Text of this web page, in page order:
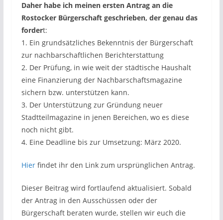
Daher habe ich meinen ersten Antrag an die
Rostocker Bürgerschaft geschrieben, der genau das
fordert:
1. Ein grundsätzliches Bekenntnis der Bürgerschaft
zur nachbarschaftlichen Berichterstattung
2. Der Prüfung, in wie weit der städtische Haushalt
eine Finanzierung der Nachbarschaftsmagazine
sichern bzw. unterstützen kann.
3. Der Unterstützung zur Gründung neuer
Stadtteilmagazine in jenen Bereichen, wo es diese
noch nicht gibt.
4. Eine Deadline bis zur Umsetzung: März 2020.
Hier findet ihr den Link zum ursprünglichen Antrag.
Dieser Beitrag wird fortlaufend aktualisiert. Sobald
der Antrag in den Ausschüssen oder der
Bürgerschaft beraten wurde, stellen wir euch die